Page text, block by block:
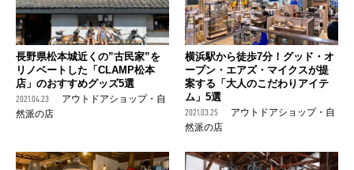
長野県松本城近くの”古民家”を
リノベートした「CLAMP松本
店」のおすすめグッズ5選
2021.04.23
アウトドアショップ・自
然派の店
横浜駅から徒歩7分！グッド・オ
ープン・エアズ・マイクスが提
案する「大人のこだわりアイテ
ム」5選
2021.03.25
アウトドアショップ・自
然派の店